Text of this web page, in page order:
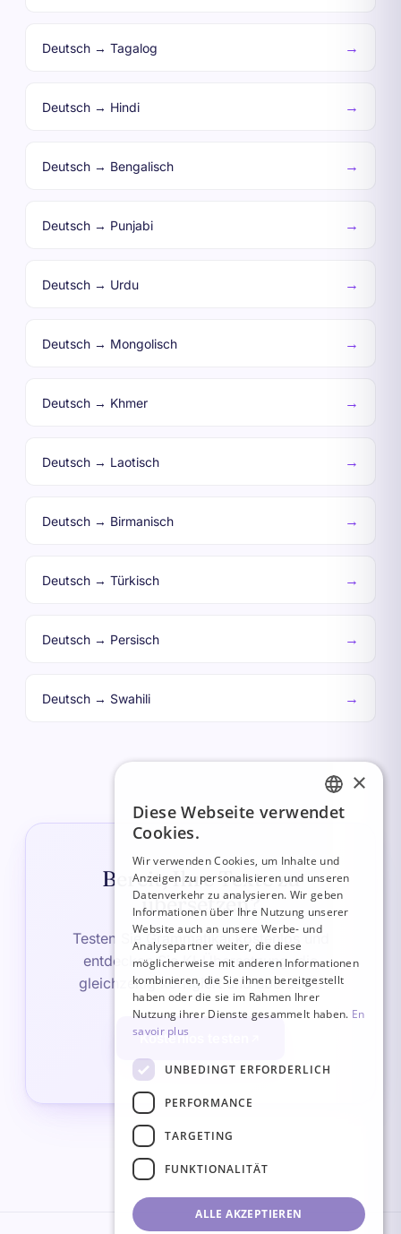
Deutsch → Tagalog →
Deutsch → Hindi →
Deutsch → Bengalisch →
Deutsch → Punjabi →
Deutsch → Urdu →
Deutsch → Mongolisch →
Deutsch → Khmer →
Deutsch → Laotisch →
Deutsch → Birmanisch →
Deutsch → Türkisch →
Deutsch → Persisch →
Deutsch → Swahili →
Bereit, Ihre Texte zu
übersetzen?
Testen Sie Grammatikai kostenlos und
entdecken Sie KI-Übersetzung, die
gleichzeitig korrigiert und übersetzt.
Kostenlos testen
FRENCH
GERMAN
ENGLISH
×
Diese Webseite verwendet
Cookies.
Wir verwenden Cookies, um Inhalte und
Anzeigen zu personalisieren und unseren
Datenverkehr zu analysieren. Wir geben
Informationen über Ihre Nutzung unserer
Website auch an unsere Werbe- und
Analysepartner weiter, die diese
möglicherweise mit anderen Informationen
kombinieren, die Sie ihnen bereitgestellt
haben oder die sie im Rahmen Ihrer
Nutzung ihrer Dienste gesammelt haben. En
savoir plus
UNBEDINGT ERFORDERLICH
PERFORMANCE
TARGETING
FUNKTIONALITÄT
ALLE AKZEPTIEREN